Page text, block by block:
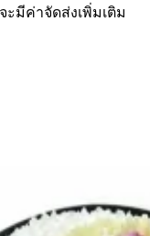
มีค่าจัดส่งเพิ่มเติม